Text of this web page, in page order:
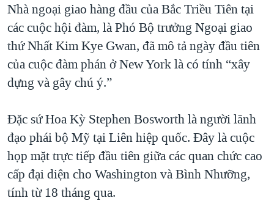
Nhà ngoại giao hàng đầu của Bắc Triều Tiên tại
các cuộc hội đàm, là Phó Bộ trưởng Ngoại giao
thứ Nhất Kim Kye Gwan, đã mô tả ngày đầu tiên
của cuộc đàm phán ở New York là có tính “xây
dựng và gây chú ý.”
Đặc sứ Hoa Kỳ Stephen Bosworth là người lãnh
đạo phái bộ Mỹ tại Liên hiệp quốc. Đây là cuộc
họp mặt trực tiếp đầu tiên giữa các quan chức cao
cấp đại diện cho Washington và Bình Nhưỡng,
tính từ 18 tháng qua.